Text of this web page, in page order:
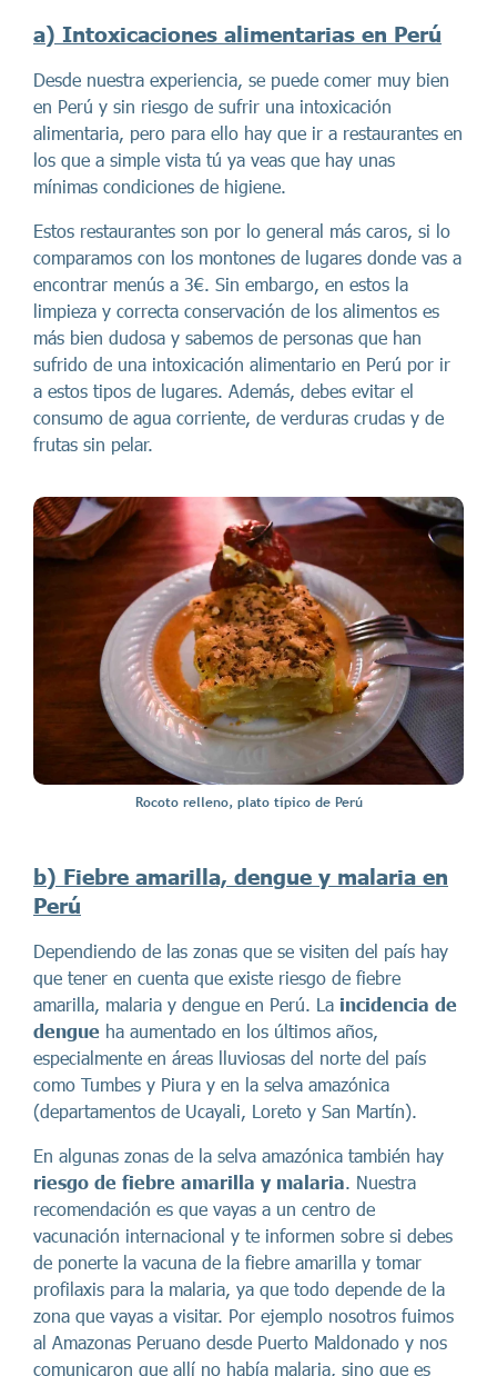
a) Intoxicaciones alimentarias en Perú
Desde nuestra experiencia, se puede comer muy bien
en Perú y sin riesgo de sufrir una intoxicación
alimentaria, pero para ello hay que ir a restaurantes en
los que a simple vista tú ya veas que hay unas
mínimas condiciones de higiene.
Estos restaurantes son por lo general más caros, si lo
comparamos con los montones de lugares donde vas a
encontrar menús a 3€. Sin embargo, en estos la
limpieza y correcta conservación de los alimentos es
más bien dudosa y sabemos de personas que han
sufrido de una intoxicación alimentario en Perú por ir
a estos tipos de lugares. Además, debes evitar el
consumo de agua corriente, de verduras crudas y de
frutas sin pelar.
Rocoto relleno, plato típico de Perú
b) Fiebre amarilla, dengue y malaria en
Perú
Dependiendo de las zonas que se visiten del país hay
que tener en cuenta que existe riesgo de fiebre
amarilla, malaria y dengue en Perú. La incidencia de
dengue ha aumentado en los últimos años,
especialmente en áreas lluviosas del norte del país
como Tumbes y Piura y en la selva amazónica
(departamentos de Ucayali, Loreto y San Martín).
En algunas zonas de la selva amazónica también hay
riesgo de fiebre amarilla y malaria . Nuestra
recomendación es que vayas a un centro de
vacunación internacional y te informen sobre si debes
de ponerte la vacuna de la fiebre amarilla y tomar
profilaxis para la malaria, ya que todo depende de la
zona que vayas a visitar. Por ejemplo nosotros fuimos
al Amazonas Peruano desde Puerto Maldonado y nos
comunicaron que allí no había malaria, sino que es